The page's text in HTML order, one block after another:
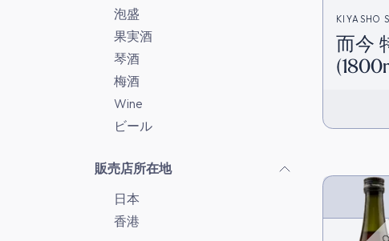
泡盛
果実酒
琴酒
梅酒
Wine
ビール
販売店所在地
日本
香港
KIYASHO
而今